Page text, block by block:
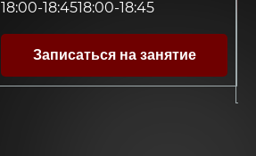
18:00-18:4518:00-18:45
Записаться на занятие